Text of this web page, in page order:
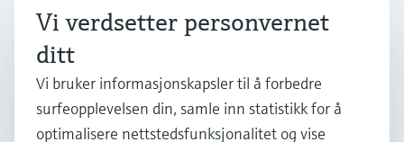
Industrier
Kundestøtte
Vi verdsetter personvernet
ditt
Vi bruker informasjonskapsler til å forbedre
surfeopplevelsen din, samle inn statistikk for å
optimalisere nettstedsfunksjonalitet og vise